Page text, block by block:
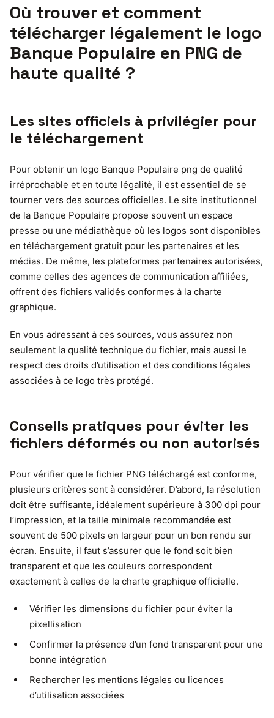
Où trouver et comment
télécharger légalement le logo
Banque Populaire en PNG de
haute qualité ?
Les sites officiels à privilégier pour
le téléchargement
Pour obtenir un logo Banque Populaire png de qualité
irréprochable et en toute légalité, il est essentiel de se
tourner vers des sources officielles. Le site institutionnel
de la Banque Populaire propose souvent un espace
presse ou une médiathèque où les logos sont disponibles
en téléchargement gratuit pour les partenaires et les
médias. De même, les plateformes partenaires autorisées,
comme celles des agences de communication affiliées,
offrent des fichiers validés conformes à la charte
graphique.
En vous adressant à ces sources, vous assurez non
seulement la qualité technique du fichier, mais aussi le
respect des droits d’utilisation et des conditions légales
associées à ce logo très protégé.
Conseils pratiques pour éviter les
fichiers déformés ou non autorisés
Pour vérifier que le fichier PNG téléchargé est conforme,
plusieurs critères sont à considérer. D’abord, la résolution
doit être suffisante, idéalement supérieure à 300 dpi pour
l’impression, et la taille minimale recommandée est
souvent de 500 pixels en largeur pour un bon rendu sur
écran. Ensuite, il faut s’assurer que le fond soit bien
transparent et que les couleurs correspondent
exactement à celles de la charte graphique officielle.
Vérifier les dimensions du fichier pour éviter la
pixellisation
Confirmer la présence d’un fond transparent pour une
bonne intégration
Rechercher les mentions légales ou licences
d’utilisation associées